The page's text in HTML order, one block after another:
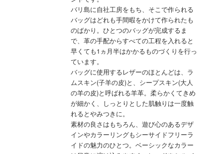
バリ島に自社工房をもち、そこで作られる
バッグはどれも手間暇をかけて作られたも
のばかり。ひとつのバッグが完成するま
で、革の手配からすべての工程を入れると
早くても1ヵ月半はかかるものづくりを行っ
ています。
バッグに使用するレザーのほとんどは、ラ
ムスキン(子羊の皮)と、シープスキン(大人
の羊の皮)と呼ばれる羊革。柔らかくてきめ
が細かく、しっとりとした肌触りは一度触
れるとやみつきに。
素材の良さはもちろん、遊び心のあるデザ
インやカラーリングもシーサイドフリーラ
イドの魅力のひとつ。ベーシックなカラー